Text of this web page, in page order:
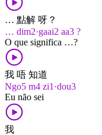
… 點解 呀？
… dim2·gaai2 aa3 ?
O que significa …?
我 唔 知道
Ngo5 m4 zi1·dou3
Eu não sei
我